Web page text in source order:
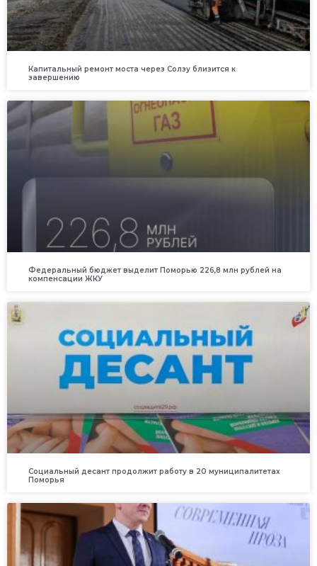
Капитальный ремонт моста через Солзу близится к
завершению
Федеральный бюджет выделит Поморью 226,8 млн рублей на
компенсации ЖКУ
Социальный десант продолжит работу в 20 муниципалитетах
Поморья